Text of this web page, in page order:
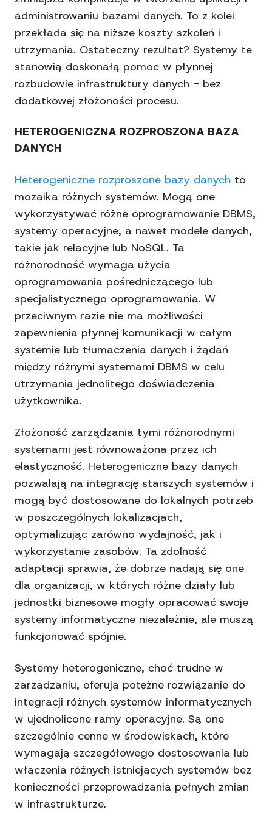
administrowaniu bazami danych. To z kolei
przekłada się na niższe koszty szkoleń i
utrzymania. Ostateczny rezultat? Systemy te
stanowią doskonałą pomoc w płynnej
rozbudowie infrastruktury danych - bez
dodatkowej złożoności procesu.
HETEROGENICZNA ROZPROSZONA BAZA
DANYCH
Heterogeniczne rozproszone bazy danych to
mozaika różnych systemów. Mogą one
wykorzystywać różne oprogramowanie DBMS,
systemy operacyjne, a nawet modele danych,
takie jak relacyjne lub NoSQL. Ta
różnorodność wymaga użycia
oprogramowania pośredniczącego lub
specjalistycznego oprogramowania. W
przeciwnym razie nie ma możliwości
zapewnienia płynnej komunikacji w całym
systemie lub tłumaczenia danych i żądań
między różnymi systemami DBMS w celu
utrzymania jednolitego doświadczenia
użytkownika.
Złożoność zarządzania tymi różnorodnymi
systemami jest równoważona przez ich
elastyczność. Heterogeniczne bazy danych
pozwalają na integrację starszych systemów i
mogą być dostosowane do lokalnych potrzeb
w poszczególnych lokalizacjach,
optymalizując zarówno wydajność, jak i
wykorzystanie zasobów. Ta zdolność
adaptacji sprawia, że dobrze nadają się one
dla organizacji, w których różne działy lub
jednostki biznesowe mogły opracować swoje
systemy informatyczne niezależnie, ale muszą
funkcjonować spójnie.
Systemy heterogeniczne, choć trudne w
zarządzaniu, oferują potężne rozwiązanie do
integracji różnych systemów informatycznych
w ujednolicone ramy operacyjne. Są one
szczególnie cenne w środowiskach, które
wymagają szczegółowego dostosowania lub
włączenia różnych istniejących systemów bez
konieczności przeprowadzania pełnych zmian
w infrastrukturze.